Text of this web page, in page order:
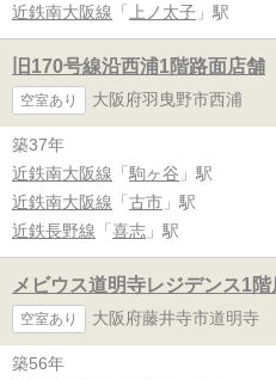
近鉄南大阪線 「 上ノ太子 」駅
旧170号線沿西浦1階路面店舗
空室あり 大阪府羽曳野市西浦
築37年
近鉄南大阪線 「 駒ヶ谷 」駅
近鉄南大阪線 「 古市 」駅
近鉄長野線 「 喜志 」駅
メビウス道明寺レジデンス1階
空室あり 大阪府藤井寺市道明寺
築56年